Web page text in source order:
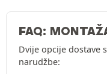
FAQ:
Dvije opcije dostave
narudžbe: